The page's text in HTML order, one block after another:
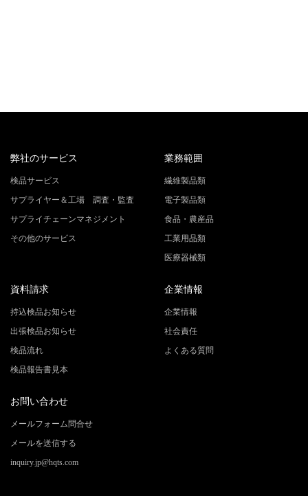
弊社のサービス
検品サービス
サプライヤー＆工場 調査・監査
サプライチェーンマネジメント
その他のサービス
業務範囲
繊維製品類
電子製品類
食品・農産品
工業用品類
医療器械類
資料請求
持込検品お知らせ
出張検品お知らせ
検品流れ
検品報告書見本
企業情報
企業情報
社会責任
よくある質問
お問い合わせ
メールフォーム問合せ
メールを送信する
inquiry.jp@hqts.com